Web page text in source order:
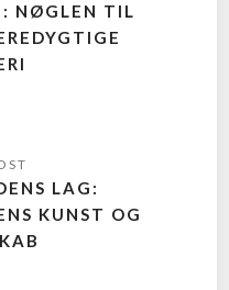
NØGLEN TIL
LAG:
KUNST OG